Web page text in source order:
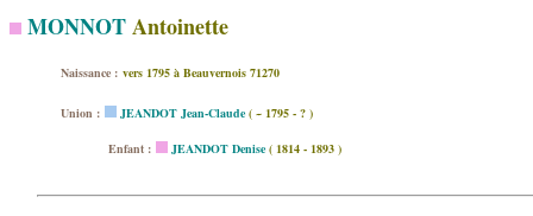
MONNOTAntoinette
Naissance : vers 1795 à Beauvernois 71270
Union : JEANDOT Jean-Claude ( ~ 1795 - ? )
Enfant : JEANDOT Denise ( 1814 - 1893 )